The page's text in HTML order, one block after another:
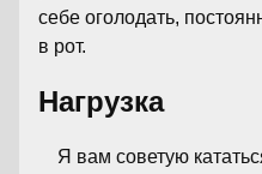
себе оголодать,
в рот.
Нагрузка
Я вам советую